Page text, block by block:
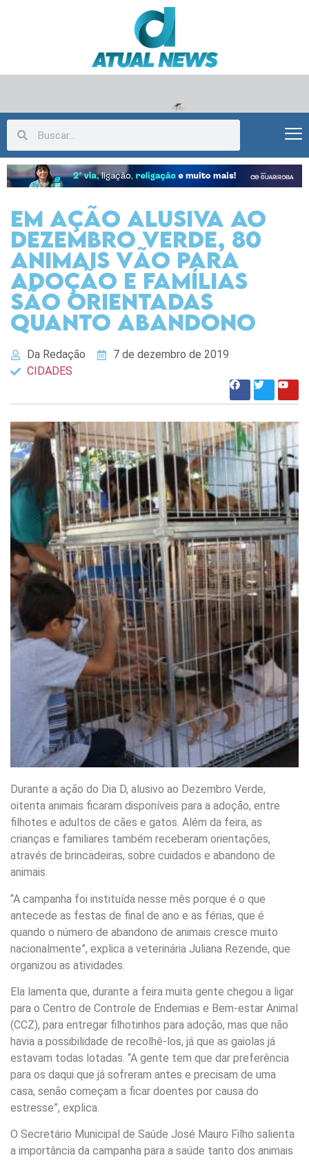
EM AÇÃO ALUSIVA AO
DEZEMBRO VERDE, 80
ANIMAIS VÃO PARA
ADOÇÃO E FAMÍLIAS
SÃO ORIENTADAS
QUANTO ABANDONO
Da Redação
7 de dezembro de 2019
CIDADES
Durante a ação do Dia D, alusivo ao Dezembro Verde,
oitenta animais ficaram disponíveis para a adoção, entre
filhotes e adultos de cães e gatos. Além da feira, as
crianças e familiares também receberam orientações,
através de brincadeiras, sobre cuidados e abandono de
animais.
“A campanha foi instituída nesse mês porque é o que
antecede as festas de final de ano e as férias, que é
quando o número de abandono de animais cresce muito
nacionalmente”, explica a veterinária Juliana Rezende, que
organizou as atividades.
Ela lamenta que, durante a feira muita gente chegou a ligar
para o Centro de Controle de Endemias e Bem-estar Animal
(CCZ), para entregar filhotinhos para adoção, mas que não
havia a possibilidade de recolhê-los, já que as gaiolas já
estavam todas lotadas. “A gente tem que dar preferência
para os daqui que já sofreram antes e precisam de uma
casa, senão começam a ficar doentes por causa do
estresse”, explica.
O Secretário Municipal de Saúde José Mauro Filho salienta
a importância da campanha para a saúde tanto dos animais